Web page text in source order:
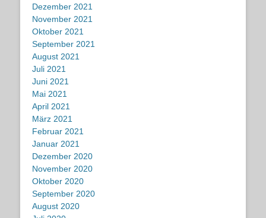
Dezember 2021
November 2021
Oktober 2021
September 2021
August 2021
Juli 2021
Juni 2021
Mai 2021
April 2021
März 2021
Februar 2021
Januar 2021
Dezember 2020
November 2020
Oktober 2020
September 2020
August 2020